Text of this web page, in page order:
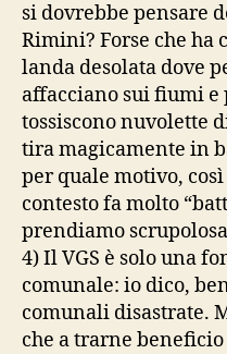
si dovrebbe pensare
Rimini? Forse che ha
landa desolata dove
affacciano sui fiumi
tossiscono nuvolette
tira magicamente in
per quale motivo,
contesto fa molto
prendiamo
4) Il VGS è solo una
comunale: io dico,
comunali disastrate.
che a trarne